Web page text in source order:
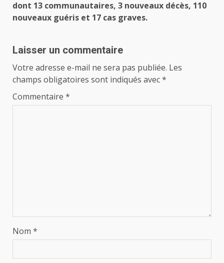
dont 13 communautaires, 3 nouveaux décès, 110
nouveaux guéris et 17 cas graves.
Laisser un commentaire
Votre adresse e-mail ne sera pas publiée. Les
champs obligatoires sont indiqués avec*
Commentaire *
Nom *